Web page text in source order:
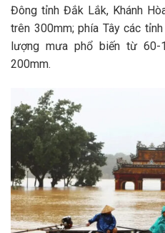
Đông tỉnh Đắk Lắk, Khánh
trên 300mm; phía Tây các
lượng mưa phổ biến từ
200mm.